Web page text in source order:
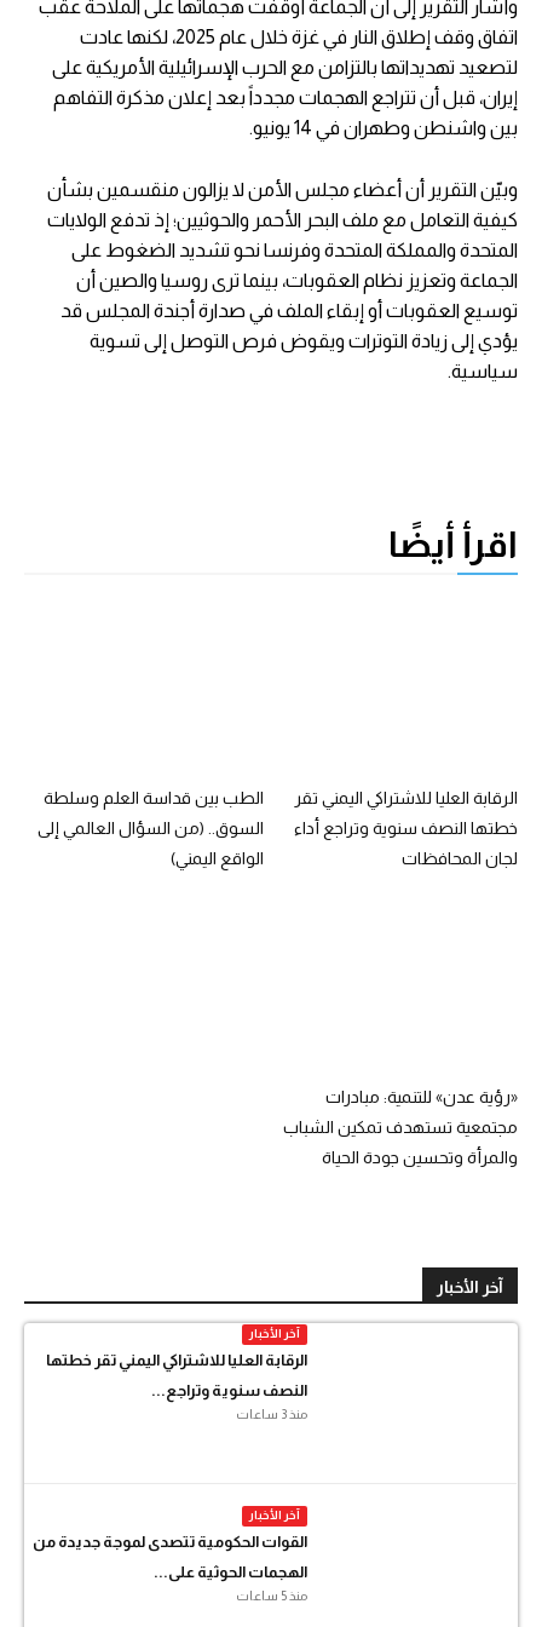
وأشار التقرير إلى أن الجماعة أوقفت هجماتها على الملاحة عقب
اتفاق وقف إطلاق النار في غزة خلال عام 2025، لكنها عادت
لتصعيد تهديداتها بالتزامن مع الحرب الإسرائيلية الأمريكية على
إيران، قبل أن تتراجع الهجمات مجدداً بعد إعلان مذكرة التفاهم
بين واشنطن وطهران في 14 يونيو.
وبيّن التقرير أن أعضاء مجلس الأمن لا يزالون منقسمين بشأن
كيفية التعامل مع ملف البحر الأحمر والحوثيين؛ إذ تدفع الولايات
المتحدة والمملكة المتحدة وفرنسا نحو تشديد الضغوط على
الجماعة وتعزيز نظام العقوبات، بينما ترى روسيا والصين أن
توسيع العقوبات أو إبقاء الملف في صدارة أجندة المجلس قد
يؤدي إلى زيادة التوترات ويقوض فرص التوصل إلى تسوية
سياسية.
اقرأ أيضًا
الرقابة العليا للاشتراكي اليمني تقر
خطتها النصف سنوية وتراجع أداء
لجان المحافظات
الطب بين قداسة العلم وسلطة
السوق.. (من السؤال العالمي إلى
الواقع اليمني)
«رؤية عدن» للتنمية: مبادرات
مجتمعية تستهدف تمكين الشباب
والمرأة وتحسين جودة الحياة
آخر الأخبار
آخر الأخبار
الرقابة العليا للاشتراكي اليمني تقر خطتها
النصف سنوية وتراجع...
منذ 3 ساعات
آخر الأخبار
القوات الحكومية تتصدى لموجة جديدة من
الهجمات الحوثية على...
منذ 5 ساعات